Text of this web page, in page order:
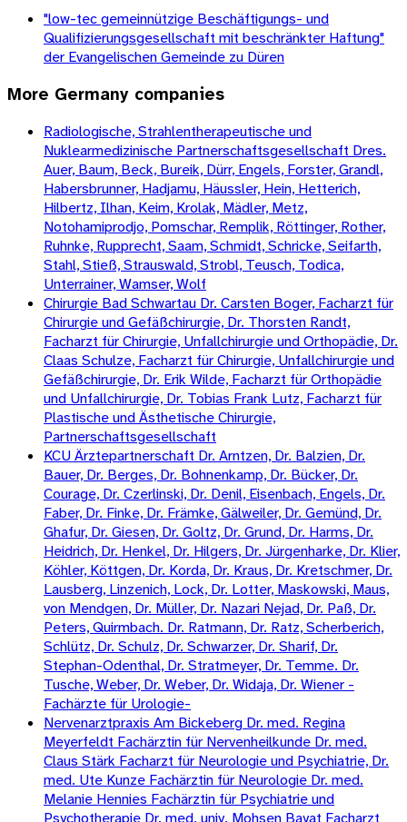
"low-tec gemeinnützige Beschäftigungs- und
Qualifizierungsgesellschaft mit beschränkter Haftung"
der Evangelischen Gemeinde zu Düren
More Germany companies
Radiologische, Strahlentherapeutische und
Nuklearmedizinische Partnerschaftsgesellschaft Dres.
Auer, Baum, Beck, Bureik, Dürr, Engels, Forster, Grandl,
Habersbrunner, Hadjamu, Häussler, Hein, Hetterich,
Hilbertz, Ilhan, Keim, Krolak, Mädler, Metz,
Notohamiprodjo, Pomschar, Remplik, Röttinger, Rother,
Ruhnke, Rupprecht, Saam, Schmidt, Schricke, Seifarth,
Stahl, Stieß, Strauswald, Strobl, Teusch, Todica,
Unterrainer, Wamser, Wolf
Chirurgie Bad Schwartau Dr. Carsten Boger, Facharzt für
Chirurgie und Gefäßchirurgie, Dr. Thorsten Randt,
Facharzt für Chirurgie, Unfallchirurgie und Orthopädie, Dr.
Claas Schulze, Facharzt für Chirurgie, Unfallchirurgie und
Gefäßchirurgie, Dr. Erik Wilde, Facharzt für Orthopädie
und Unfallchirurgie, Dr. Tobias Frank Lutz, Facharzt für
Plastische und Ästhetische Chirurgie,
Partnerschaftsgesellschaft
KCU Ärztepartnerschaft Dr. Arntzen, Dr. Balzien, Dr.
Bauer, Dr. Berges, Dr. Bohnenkamp, Dr. Bücker, Dr.
Courage, Dr. Czerlinski, Dr. Denil, Eisenbach, Engels, Dr.
Faber, Dr. Finke, Dr. Främke, Gälweiler, Dr. Gemünd, Dr.
Ghafur, Dr. Giesen, Dr. Goltz, Dr. Grund, Dr. Harms, Dr.
Heidrich, Dr. Henkel, Dr. Hilgers, Dr. Jürgenharke, Dr. Klier,
Köhler, Köttgen, Dr. Korda, Dr. Kraus, Dr. Kretschmer, Dr.
Lausberg, Linzenich, Lock, Dr. Lotter, Maskowski, Maus,
von Mendgen, Dr. Müller, Dr. Nazari Nejad, Dr. Paß, Dr.
Peters, Quirmbach. Dr. Ratmann, Dr. Ratz, Scherberich,
Schlütz, Dr. Schulz, Dr. Schwarzer, Dr. Sharif, Dr.
Stephan-Odenthal, Dr. Stratmeyer, Dr. Temme. Dr.
Tusche, Weber, Dr. Weber, Dr. Widaja, Dr. Wiener -
Fachärzte für Urologie-
Nervenarztpraxis Am Bickeberg Dr. med. Regina
Meyerfeldt Fachärztin für Nervenheilkunde Dr. med.
Claus Stärk Facharzt für Neurologie und Psychiatrie, Dr.
med. Ute Kunze Fachärztin für Neurologie Dr. med.
Melanie Hennies Fachärztin für Psychiatrie und